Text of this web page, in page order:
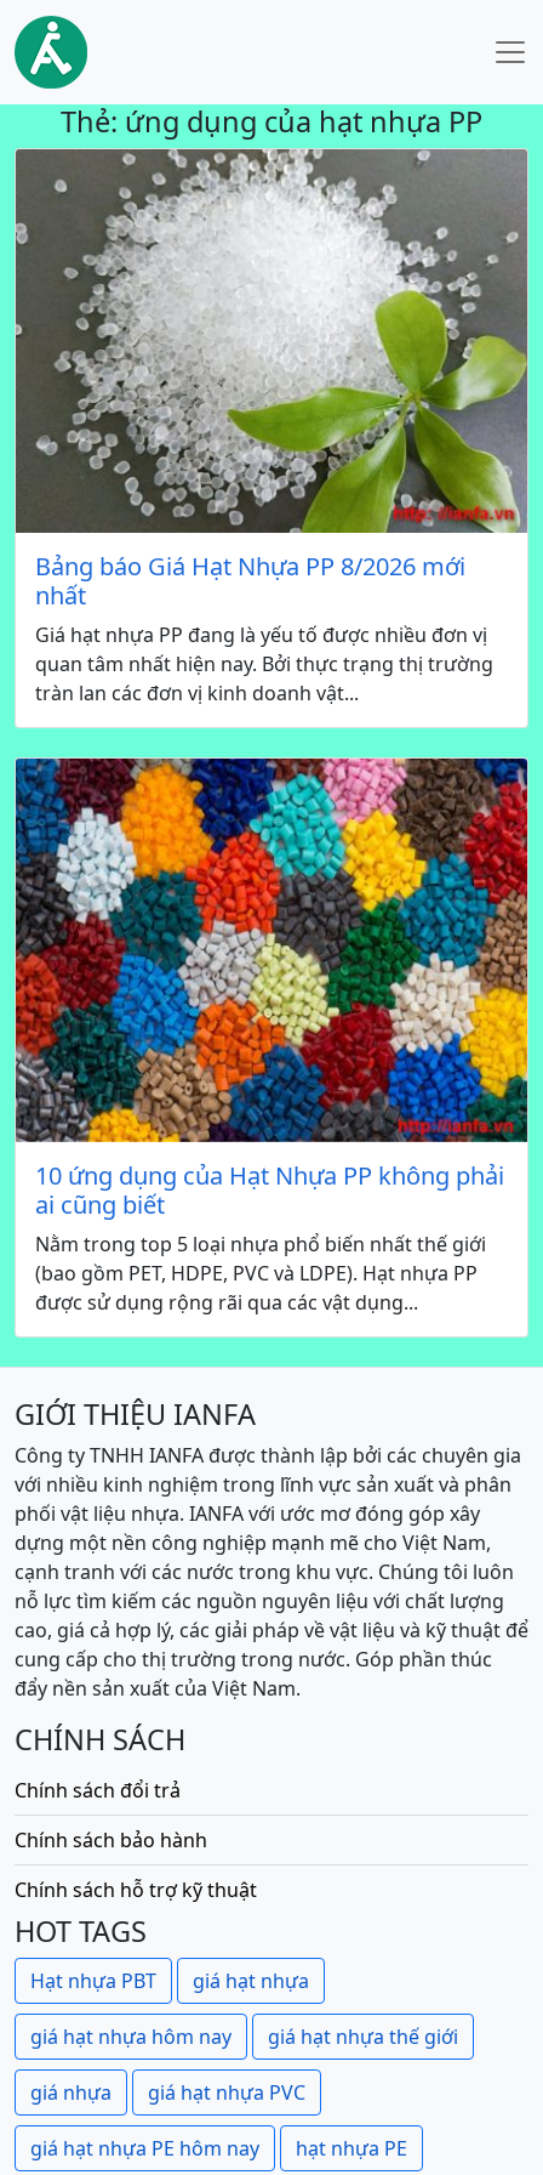
Thẻ: ứng dụng của hạt nhựa PP
Bảng báo Giá Hạt Nhựa PP 8/2026 mới
nhất
Giá hạt nhựa PP đang là yếu tố được nhiều đơn vị
quan tâm nhất hiện nay. Bởi thực trạng thị trường
tràn lan các đơn vị kinh doanh vật...
10 ứng dụng của Hạt Nhựa PP không phải
ai cũng biết
Nằm trong top 5 loại nhựa phổ biến nhất thế giới
(bao gồm PET, HDPE, PVC và LDPE). Hạt nhựa PP
được sử dụng rộng rãi qua các vật dụng...
GIỚI THIỆU IANFA
Công ty TNHH IANFA được thành lập bởi các chuyên gia
với nhiều kinh nghiệm trong lĩnh vực sản xuất và phân
phối vật liệu nhựa. IANFA với ước mơ đóng góp xây
dựng một nền công nghiệp mạnh mẽ cho Việt Nam,
cạnh tranh với các nước trong khu vực. Chúng tôi luôn
nỗ lực tìm kiếm các nguồn nguyên liệu với chất lượng
cao, giá cả hợp lý, các giải pháp về vật liệu và kỹ thuật để
cung cấp cho thị trường trong nước. Góp phần thúc
đẩy nền sản xuất của Việt Nam.
CHÍNH SÁCH
Chính sách đổi trả
Chính sách bảo hành
Chính sách hỗ trợ kỹ thuật
HOT TAGS
Hạt nhựa PBT giá hạt nhựa
giá hạt nhựa hôm nay giá hạt nhựa thế giới
giá nhựa giá hạt nhựa PVC
giá hạt nhựa PE hôm nay hạt nhựa PE